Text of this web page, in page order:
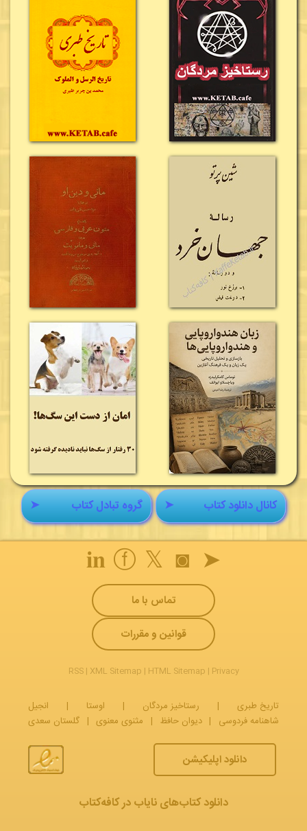
➤ گروه تبادل کتاب ➤ کانال دانلود کتاب
➤
◙
𝕏
ⓕ
𝐢𝐧
تماس با ما
قوانین و مقررات
RSS| XML Sitemap | HTML Sitemap | Privacy
تاریخ طبری | رستاخیز مردگان | اوستا |
انجیل
شاهنامه فردوسی | دیوان حافظ | مثنوی معنوی | گلستان سعدی
دانلود اپلیکیشن
دانلود کتاب‌های نایاب در کافه‌کتاب